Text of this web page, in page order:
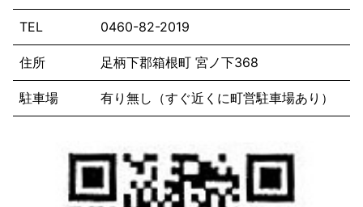
TEL 0460-82-2019
住所 足柄下郡箱根町 宮ノ下368
駐車場 有り無し（すぐ近くに町営駐車場あり）